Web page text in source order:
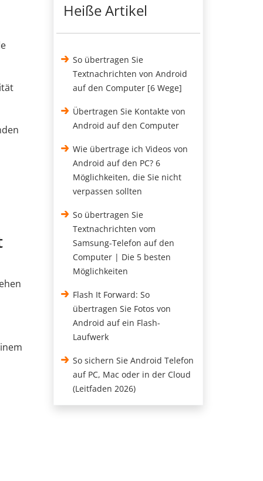
Heiße Artikel
So übertragen Sie
Textnachrichten von Android
auf den Computer [6 Wege]
Übertragen Sie Kontakte von
Android auf den Computer
Wie übertrage ich Videos von
Android auf den PC? 6
Möglichkeiten, die Sie nicht
verpassen sollten
So übertragen Sie
Textnachrichten vom
Samsung-Telefon auf den
Computer | Die 5 besten
Möglichkeiten
Flash It Forward: So
übertragen Sie Fotos von
Android auf ein Flash-
Laufwerk
So sichern Sie Android Telefon
auf PC, Mac oder in der Cloud
(Leitfaden 2026)